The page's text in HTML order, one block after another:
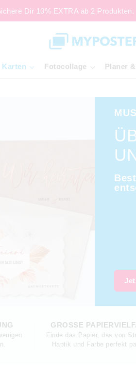
Dir 10% EXTRA ab 2 Produkten.
Karten Fotocollage Planer
GROSSE
Finde das Papier, das von
Haptik und Farbe perfekt